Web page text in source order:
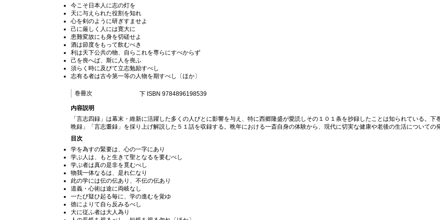
今こそ日本人に志の灯を
天に与えられた役割を知れ
心を剣のように研ぎすませよ
己に厳しく人には寛大に
患難変故にも身を切磋せよ
酒は節度をもって飲むべき
利は天下公共の物、自らこれを専らにすべからず
己を喪へば、斯に人を喪ふ
須らく時に及びて立志勉励すべし
志有る者は古今第一等の人物を期すべし〔ほか〕
巻冊次 下 ISBN 9784896198539
内容説明
「言志四録」は幕末・維新に活躍した多くの人びとに影響を与え、特に西郷隆盛が愛読しその１０１条を抄録したことは知られている。下
晩録」「言志耋録」を採り上げ解説した５１話を収録する。晩年における一斎自身の体験から、現代に切実な健康や老後の生活についての
目次
学を為すの緊要は、心の一字にあり
学ぶ人は、もと生きて聖となるを要むべし
学ぶ者は真の是非を覓むべし
物我一体なるは、是れ仁なり
此の学には伝の伝あり、不伝の伝あり
道義・心術は途に両岐なし
一たび疑ひ起る毎に、学の進むを覚ゆ
徳によりて自ら反みるべし
大に従ふ者は大人為り